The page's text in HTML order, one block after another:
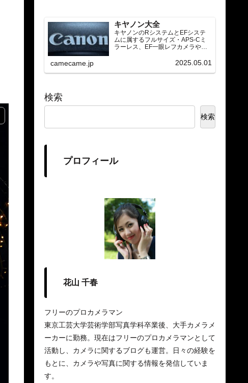
キヤノン大全
キヤノンのRシステムとEFシステ
ムに属するフルサイズ・APS-Cミ
ラーレス、EF一眼レフカメラや
望遠）をカテゴリ別に網羅し、効
種の内部リンク設計で回遊性向上
camecame.jp 2025.05.01
検索
検索
プロフィール
花山 千春
フリーのプロカメラマン
東京工芸大学芸術学部写真学科卒業後、大手カメラメ
ーカーに勤務。現在はフリーのプロカメラマンとして
活動し、カメラに関するブログも運営。日々の経験を
もとに、カメラや写真に関する情報を発信していま
す。